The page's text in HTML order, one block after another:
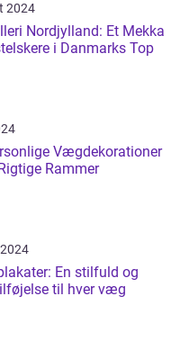
2024
Nordjylland: Et Mekka
i Danmarks Top
Vægdekorationer
Rammer
En stilfuld og
til hver væg